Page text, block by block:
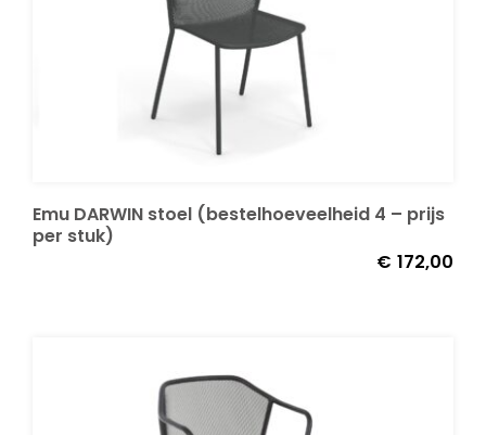
Emu DARWIN stoel (bestelhoeveelheid 4 – prijs
per stuk)
€ 172,00